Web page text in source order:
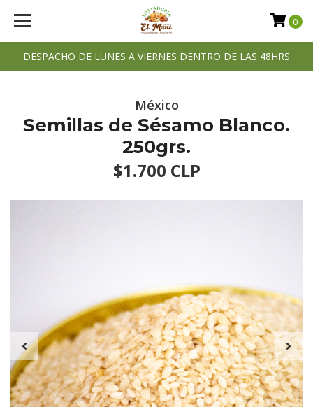
DESPACHO DE LUNES A VIERNES DENTRO DE LAS 48HRS
0
México
Semillas de Sésamo Blanco.
250grs.
$1.700 CLP